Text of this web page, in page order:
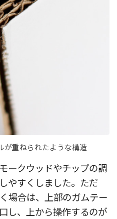
が重ねられたような構造
ークウッドやチップの調
やすくしました。ただ
場合は、上部のガムテー
し、上から操作するのが